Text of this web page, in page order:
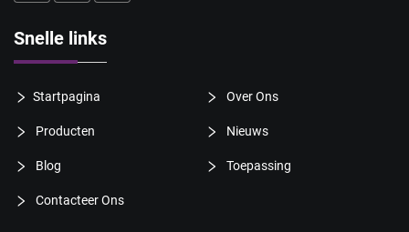
Snelle links
Startpagina Over Ons
Producten Nieuws
Blog Toepassing
Contacteer Ons